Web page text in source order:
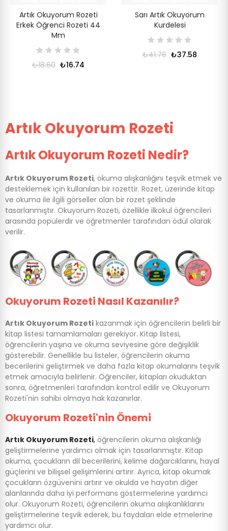
Artık Okuyorum Rozeti
Erkek Öğrenci Rozeti 44
Mm
₺18.60 ₺16.74
Sarı Artık Okuyorum
Kurdelesi
₺41.76 ₺37.58
Artık Okuyorum Rozeti
ArtıkOkuyorum Rozeti Nedir?
Artık Okuyorum Rozeti, okuma alışkanlığını teşvik etmek ve
desteklemek için kullanılan bir rozettir. Rozet, üzerinde kitap
ve okuma ile ilgili görseller olan bir rozet şeklinde
tasarlanmıştır. Okuyorum Rozeti, özellikle ilkokul öğrencileri
arasında popülerdir ve öğretmenler tarafından ödül olarak
verilir.
Okuyorum Rozeti Nasıl Kazanılır?
Artık Okuyorum Rozeti kazanmak için öğrencilerin belirli bir
kitap listesi tamamlamaları gerekiyor. Kitap listesi,
öğrencilerin yaşına ve okuma seviyesine göre değişiklik
gösterebilir. Genellikle bu listeler, öğrencilerin okuma
becerilerini geliştirmek ve daha fazla kitap okumalarını teşvik
etmek amacıyla belirlenir. Öğrenciler, kitapları okuduktan
sonra, öğretmenleri tarafından kontrol edilir ve Okuyorum
Rozeti'nin sahibi olmaya hak kazanırlar.
Okuyorum Rozeti'nin Önemi
Artık Okuyorum Rozeti, öğrencilerin okuma alışkanlığı
geliştirmelerine yardımcı olmak için tasarlanmıştır. Kitap
okuma, çocukların dil becerilerini, kelime dağarcıklarını, hayal
güçlerini ve bilişsel gelişimlerini artırır. Ayrıca, kitap okumak
çocukların özgüvenini artırır ve okulda ve hayatın diğer
alanlarında daha iyi performans göstermelerine yardımcı
olur. Okuyorum Rozeti, öğrencilerin okuma alışkanlıklarını
geliştirmelerine teşvik ederek, bu faydaları elde etmelerine
yardımcı olur.